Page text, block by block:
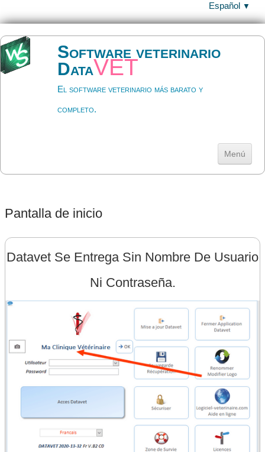
Español ▼
Software veterinario
Datavet
El software veterinario más barato y
completo.
Menú
Inicio
Precios y licencia ▼
Pantalla de inicio
Datavet Se Entrega Sin Nombre De Usuario
Ni Contraseña.